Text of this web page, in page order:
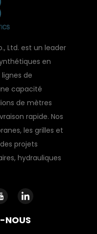
Ltd. est un leader
en
de
capacité
de mètres
rapide. Nos
les grilles et
projets
hydrauliques
NOUS